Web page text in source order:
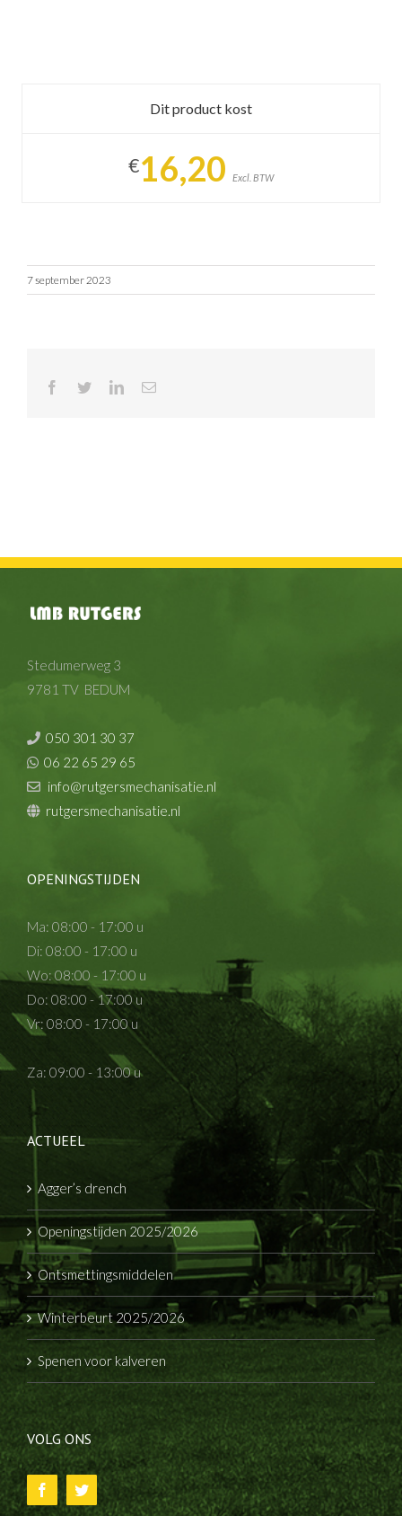
Dit product kost
€16,20 Excl. BTW
7 september 2023
Facebook LinkedInE-
Stedumerweg 3
9781 TV BEDUM
050 301 30 37
06 22 65 29 65
info@rutgersmechanisatie.nl
rutgersmechanisatie.nl
OPENINGSTIJDEN
Ma: 08:00 - 17:00 u
Di: 08:00 - 17:00 u
Wo: 08:00 - 17:00 u
Do: 08:00 - 17:00 u
Vr: 08:00 - 17:00 u
Za: 09:00 - 13:00 u
ACTUEEL
Agger’s drench
Openingstijden 2025/2026
Ontsmettingsmiddelen
Winterbeurt 2025/2026
Spenen voor kalveren
VOLG ONS